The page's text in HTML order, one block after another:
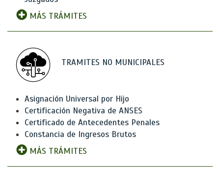
MÁS TRÁMITES
TRAMITES NO MUNICIPALES
Asignación Universal por Hijo
Certificación Negativa de ANSES
Certificado de Antecedentes Penales
Constancia de Ingresos Brutos
MÁS TRÁMITES